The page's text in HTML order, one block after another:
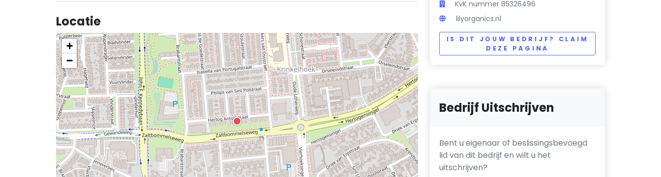
Locatie
+
−
KvK nummer 85326496
lilyorganics.nl
IS DIT JOUW BEDRIJF? CLAIM
DEZE PAGINA
Bedrijf Uitschrijven
Bent u eigenaar of beslissingsbevoegd
lid van dit bedrijf en wilt u het
uitschrijven?